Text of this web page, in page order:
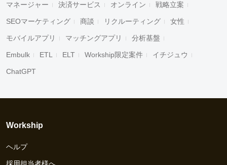
マネージャー 決済サービス オンライン 戦略立案
SEOマーケティング 商談 リクルーティング 女性
モバイルアプリ マッチングアプリ 分析基盤
Embulk ETL ELT Workship限定案件 イチジュウ
ChatGPT
Workship
ヘルプ